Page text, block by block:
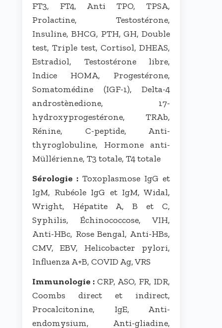
FT3, FT4, Anti TPO, TPSA,
Prolactine, Testostérone,
Insuline, BHCG, PTH, GH, Double
test, Triple test, Cortisol, DHEAS,
Estradiol, Testostérone libre,
Indice HOMA, Progestérone,
Somatomédine (IGF-1), Delta-4
androstènedione, 17-
hydroxyprogestérone, TRAb,
Rénine, C-peptide, Anti-
thyroglobuline, Hormone anti-
Müllérienne, T3 totale, T4 totale
Sérologie : Toxoplasmose IgG et
IgM, Rubéole IgG et IgM, Widal,
Wright, Hépatite A, B et C,
Syphilis, Échinococcose, VIH,
Anti-HBc, Rose Bengal, Anti-HBs,
CMV, EBV, Helicobacter pylori,
Influenza A+B, COVID Ag, VRS
Immunologie : CRP, ASO, FR, IDR,
Coombs direct et indirect,
Procalcitonine, IgE, Anti-
endomysium, Anti-gliadine,